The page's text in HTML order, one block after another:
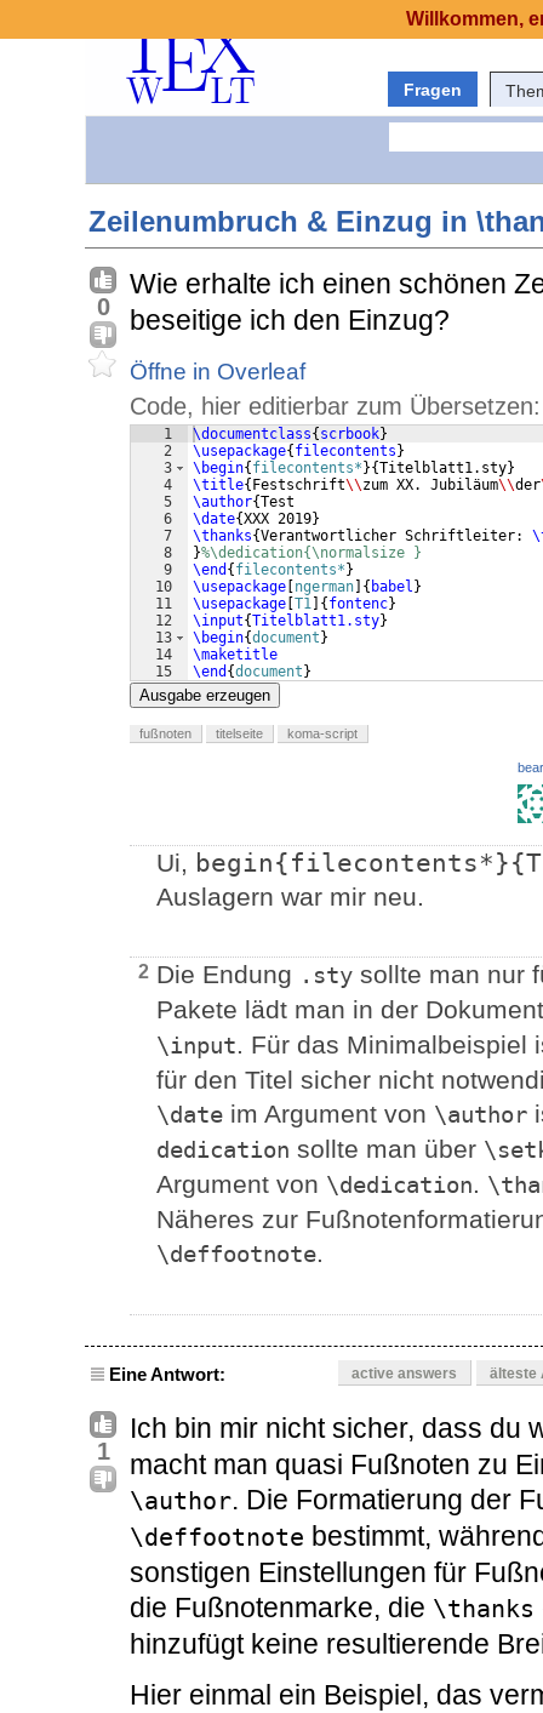
Fragen
Zeilenumbruch & Einzug in
0
Wie erhalte ich einen schönen
beseitige ich den Einzug?
Öffne in Overleaf
Code, hier editierbar zum Übersetzen:
1
2
3
4
5
6
7
8
9
10
11
12
13
14
15
\documentclass{ scrbook}
\usepackage{ filecontents }
\begin{ filecontents* }{Titelblatt1.sty}
\title{ Festschrift\\zum XX. Jubiläum\\der
\author{Test
\date{XXX 2019}
\thanks{Verantwortlicher Schriftleiter:
}%\dedication{\normalsize }
\end { filecontents* }
\usepackage ngerman { babel }
\usepackage T1 { fontenc}
\input{Titelblatt1.sty}
\begin{document }
\maketitle
\end {document }
Ausgabe erzeugen
fußnoten titelseite koma-script
Ui,
Auslagern war mir neu.
2 Die Endung .sty sollte man nur
Pakete lädt man in der
\input. Für das Minimalbeispiel
für den Titel sicher nicht
\date im Argument von \author
dedication sollte man über
Argument von \dedication.
Näheres zur
\deffootnote.
Eine Antwort: active answers älteste
1
Ich bin mir nicht sicher, dass du
macht man quasi Fußnoten zu
\author. Die Formatierung der
\deffootnote bestimmt,
sonstigen Einstellungen für
die Fußnotenmarke, die \thanks
hinzufügt keine resultierende
Hier einmal ein Beispiel, das
Willkommen,